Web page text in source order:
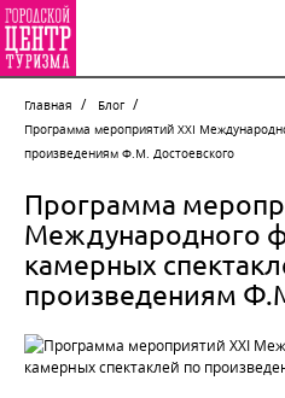
Главная
Блог
Программа мероприятий XXI
произведениям Ф.М. Достоевского
Программа
Международного
камерных
произведениям